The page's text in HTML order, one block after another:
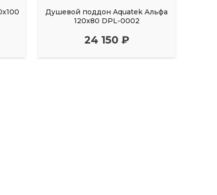
Душевой поддон Aquatek Альфа
120x80 DPL-0002
24 150 ₽